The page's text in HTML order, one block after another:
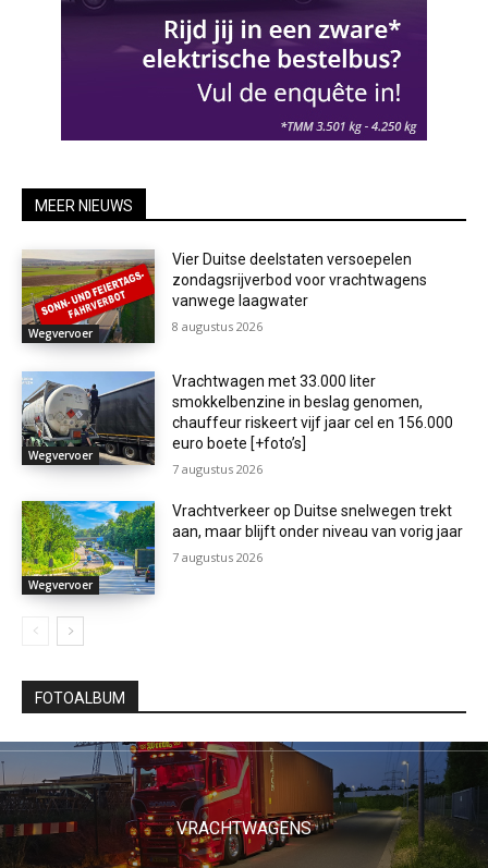
MEER NIEUWS
Wegvervoer
Vier Duitse deelstaten versoepelen
zondagsrijverbod voor vrachtwagens
vanwege laagwater
8 augustus 2026
Wegvervoer
Vrachtwagen met 33.000 liter
smokkelbenzine in beslag genomen,
chauffeur riskeert vijf jaar cel en 156.000
euro boete [+foto’s]
7 augustus 2026
Wegvervoer
Vrachtverkeer op Duitse snelwegen trekt
aan, maar blijft onder niveau van vorig jaar
7 augustus 2026
FOTOALBUM
VRACHTWAGENS